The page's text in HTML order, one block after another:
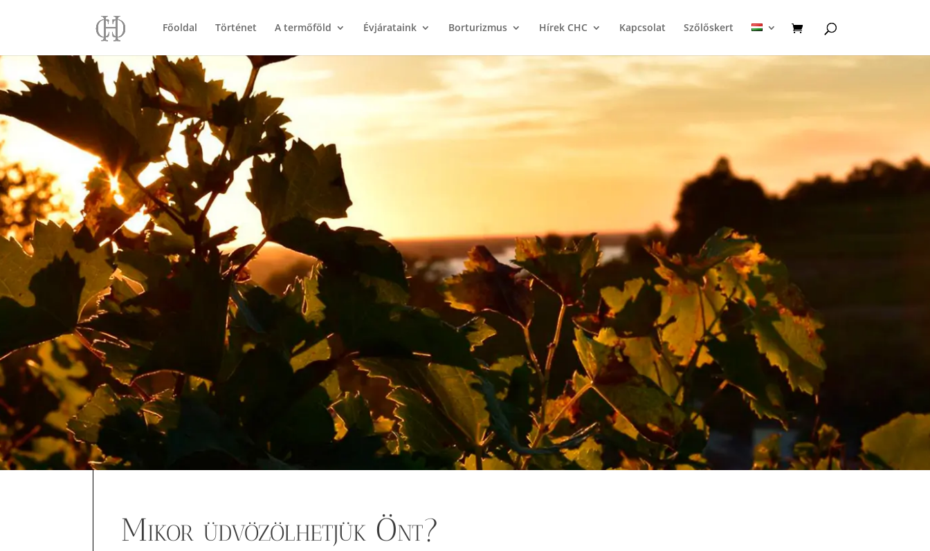
Főoldal Történet A termőföld Évjárataink Borturizmus Hírek CHC Kapcsolat Szőlőskert
Mikor üdvözölhetjük Önt?